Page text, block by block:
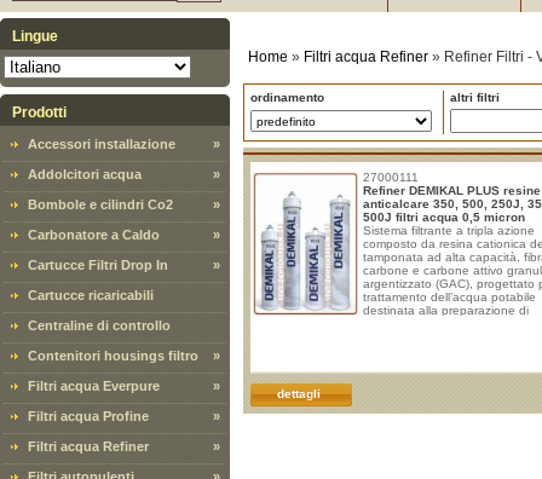
Lingue
Prodotti
Accessori installazione »
Addolcitori acqua »
Bombole e cilindri Co2 »
Carbonatore a Caldo »
Cartucce Filtri Drop In »
Cartucce ricaricabili
Centraline di controllo
Contenitori housings filtro »
Filtri acqua Everpure »
Filtri acqua Profine »
Filtri acqua Refiner »
Home » Filtri acqua Refiner » Refiner Filtri -
ordinamento altri filtri
27000111
Refiner DEMIKAL PLUS resine
anticalcare 350, 500, 250J,
500J filtri acqua 0,5 micron
Sistema filtrante a tripla azione
composto da resina cationica
tamponata ad alta capacità,
carbone e carbone attivo
argentizzato (GAC), progettato
trattamento dell’acqua potabile
destinata alla preparazione di
filtrazione dell’acqua,
un’erogazione con pH
dettagli